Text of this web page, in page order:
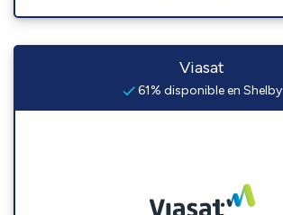
Viasat
61% disponible en Shelby